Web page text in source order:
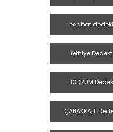
ecabat
fethiye
BODRUM
ÇANAKKALE